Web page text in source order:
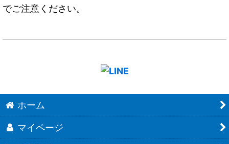
でご注意ください。
ホーム
マイページ